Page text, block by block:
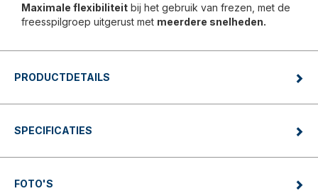
Maximale flexibiliteit bij het gebruik van frezen, met de
freesspilgroep uitgerust met meerdere snelheden.
PRODUCTDETAILS
SPECIFICATIES
FOTO'S